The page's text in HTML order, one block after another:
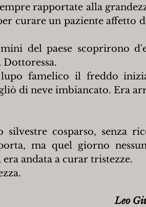
rapportate alla
curare un paziente affetto
del paese scoprirono
famelico il freddo
di neve imbiancato. Era
cosparso, senza
ma quel giorno
andata a curar tristezze.
Leo